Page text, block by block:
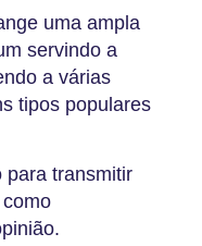
uma ampla
servindo a
a várias
tipos populares
para transmitir